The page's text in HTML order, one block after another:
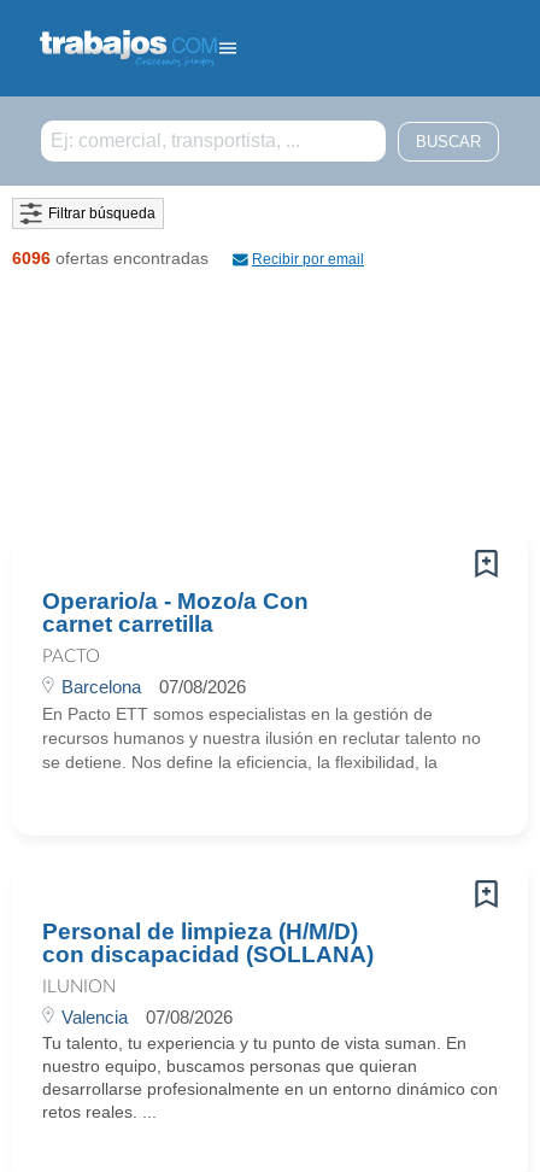
Filtrar búsqueda
6096 ofertas encontradas Recibir por email
Operario/a - Mozo/a Con
carnet carretilla
PACTO
Barcelona 07/08/2026
En Pacto ETT somos especialistas en la gestión de
recursos humanos y nuestra ilusión en reclutar talento no
se detiene. Nos define la eficiencia, la flexibilidad, la
Personal de limpieza (H/M/D)
con discapacidad (SOLLANA)
ILUNION
Valencia 07/08/2026
Tu talento, tu experiencia y tu punto de vista suman. En
nuestro equipo, buscamos personas que quieran
desarrollarse profesionalmente en un entorno dinámico con
retos reales. ...